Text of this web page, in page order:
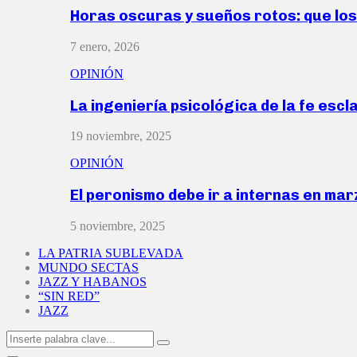
Horas oscuras y sueños rotos: que
7 enero, 2026
OPINIÓN
La ingeniería psicológica de la fe
19 noviembre, 2025
OPINIÓN
El peronismo debe ir a internas en
5 noviembre, 2025
LA PATRIA SUBLEVADA
MUNDO SECTAS
JAZZ Y HABANOS
“SIN RED”
JAZZ
Search
for:
Search